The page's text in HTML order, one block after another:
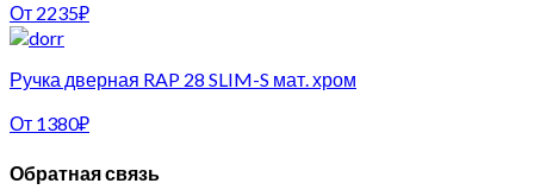
От 2235₽
Ручка дверная RAP 28 SLIM-S мат. хром
От 1380₽
Обратная связь